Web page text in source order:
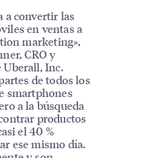
a convertir las
en ventas a
marketing»,
CRO y
Uberall, Inc.
de todos los
smartphones
a la búsqueda
productos
el 40 %
ese mismo día.